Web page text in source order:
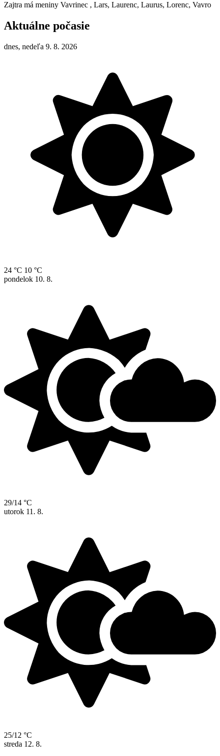
Zajtra má meniny Vavrinec , Lars, Laurenc, Laurus, Lorenc, Vavro
Aktuálne počasie
dnes, nedeľa 9. 8. 2026
24 °C 10 °C
pondelok 10. 8.
29/14 °C
utorok 11. 8.
25/12 °C
streda 12. 8.